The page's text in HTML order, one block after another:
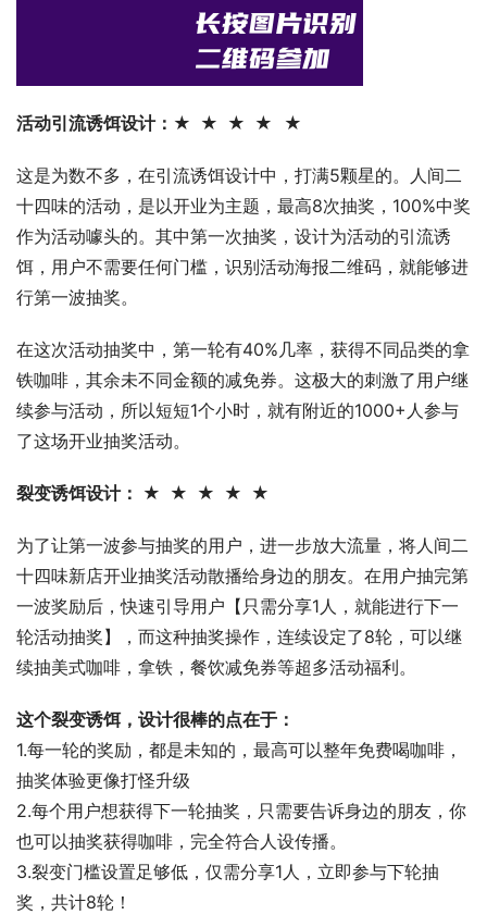
活动引流诱饵设计：★  ★  ★ ★  ★
这是为数不多，在引流诱饵设计中，打满5颗星的。人间二
十四味的活动，是以开业为主题，最高8次抽奖，100%中奖
作为活动噱头的。其中第一次抽奖，设计为活动的引流诱
饵，用户不需要任何门槛，识别活动海报二维码，就能够进
行第一波抽奖。
在这次活动抽奖中，第一轮有40%几率，获得不同品类的拿
铁咖啡，其余未不同金额的减免券。这极大的刺激了用户继
续参与活动，所以短短1个小时，就有附近的1000+人参与
了这场开业抽奖活动。
裂变诱饵设计： ★  ★  ★  ★  ★
为了让第一波参与抽奖的用户，进一步放大流量，将人间二
十四味新店开业抽奖活动散播给身边的朋友。在用户抽完第
一波奖励后，快速引导用户【只需分享1人，就能进行下一
轮活动抽奖】，而这种抽奖操作，连续设定了8轮，可以继
续抽美式咖啡，拿铁，餐饮减免券等超多活动福利。
这个裂变诱饵，设计很棒的点在于：
1.每一轮的奖励，都是未知的，最高可以整年免费喝咖啡，
抽奖体验更像打怪升级
2.每个用户想获得下一轮抽奖，只需要告诉身边的朋友，你
也可以抽奖获得咖啡，完全符合人设传播。
3.裂变门槛设置足够低，仅需分享1人，立即参与下轮抽
奖，共计8轮！